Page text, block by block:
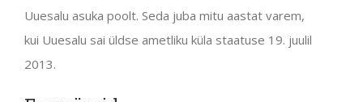
Uuesalu asuka poolt. Seda juba mitu aastat varem,
kui Uuesalu sai üldse ametliku küla staatuse 19. juulil
2013.